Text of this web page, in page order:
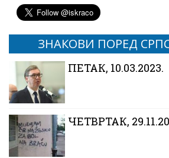
ЗНАКОВИ ПОРЕД
ПЕТАК, 10.03.2023.
ЧЕТВРТАК,